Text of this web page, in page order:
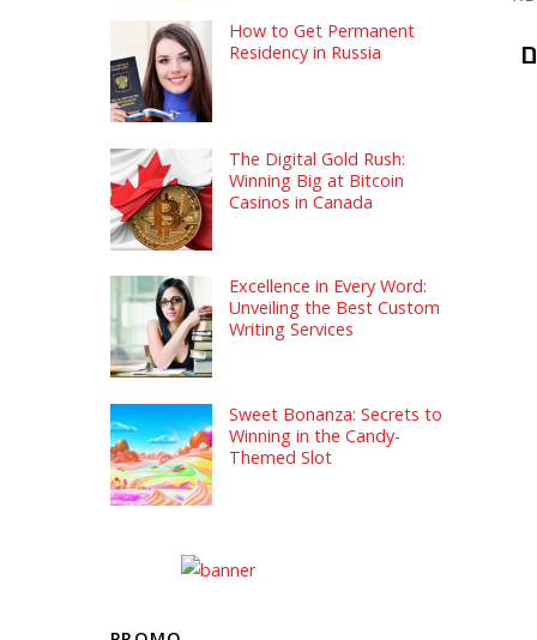
How to Get Permanent
Residency in Russia
The Digital Gold Rush:
Winning Big at Bitcoin
Casinos in Canada
Excellence in Every Word:
Unveiling the Best Custom
Writing Services
Sweet Bonanza: Secrets to
Winning in the Candy-
Themed Slot